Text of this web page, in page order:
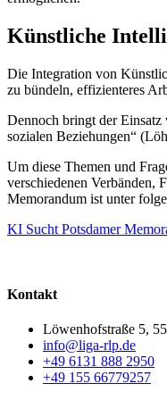
Künstliche
Die Integration von
zu bündeln, effizienteres
Dennoch bringt der Einsatz
sozialen Beziehungen“
Um diese Themen und
verschiedenen Verbänden,
Memorandum ist unter
KI Sucht Potsdamer
Kontakt
Löwenhofstraße 5,
info@liga-rlp.de
+49 6131 888 2950
+49 155 66779257